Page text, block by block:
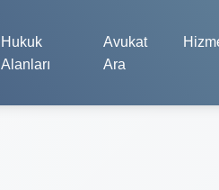
Hukuk
Alanları
Avukat
Ara